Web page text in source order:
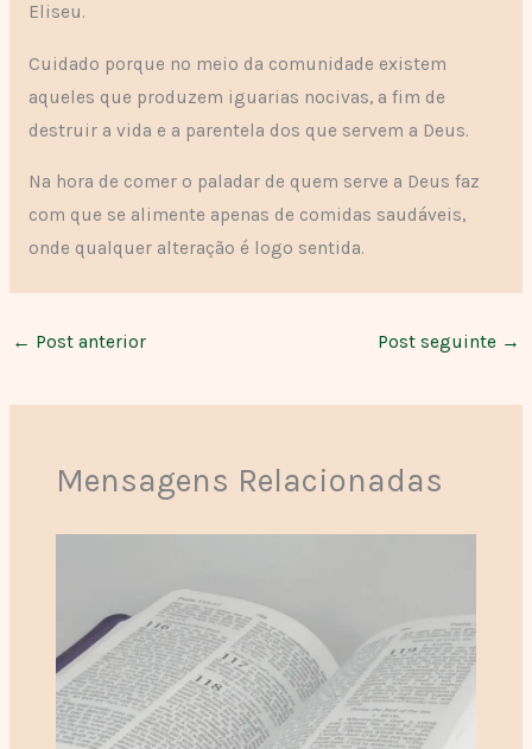
Eliseu.
Cuidado porque no meio da comunidade existem
aqueles que produzem iguarias nocivas, a fim de
destruir a vida e a parentela dos que servem a Deus.
Na hora de comer o paladar de quem serve a Deus faz
com que se alimente apenas de comidas saudáveis,
onde qualquer alteração é logo sentida.
← Post anterior Post seguinte →
Mensagens Relacionadas